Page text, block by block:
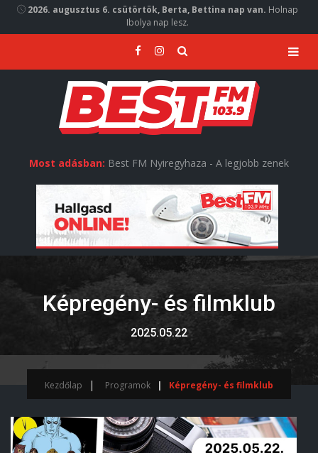
2026. augusztus 6. csütörtök, Berta, Bettina nap van. Holnap
Ibolya nap lesz.
Most adásban: Best FM Nyiregyhaza - A legjobb zenek
Képregény- és filmklub
2025.05.22
Kezdőlap Programok Képregény- és filmklub